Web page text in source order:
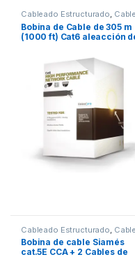
Cableado Estructurado
Bobina de Cable de 305 m
(1000 ft) Cat6 aleacción
color Negro Versión
Económica. Uso en interior.
Cableado Estructurado
Bobina de cable Siamés
cat.5E CCA + 2 Cables de